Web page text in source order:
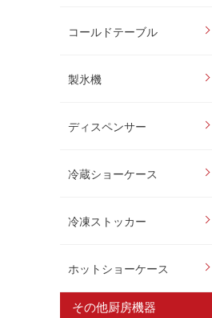
コールドテーブル
製氷機
ディスペンサー
冷蔵ショーケース
冷凍ストッカー
ホットショーケース
その他厨房機器